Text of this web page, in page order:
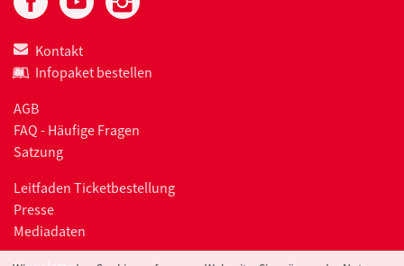
Kontakt
Infopaket bestellen
AGB
FAQ - Häufige Fragen
Satzung
Leitfaden Ticketbestellung
Presse
Mediadaten